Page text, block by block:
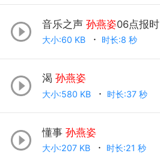
音乐之声 孙燕姿06点报时
大小:60 KB 时长:8 秒
渴 孙燕姿
大小:580 KB 时长:37 秒
懂事 孙燕姿
大小:207 KB 时长:21 秒